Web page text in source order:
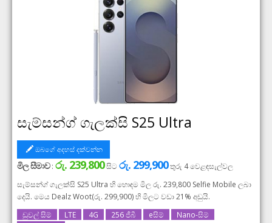
සැම්සන්ග් ගැලක්සි S25 Ultra
ඔබගේ අදහස් දක්වන්න
මිල සීමාව:රු. 239,800සිටරු. 299,900තුරු 4වෙළඳසැල්වල
සැම්සන්ග් ගැලක්සි S25 Ultra හි හොඳම මිල රු. 239,800 Selfie Mobile ලබා
දෙයි. මෙය Dealz Woot(රු. 299,900) හි මිලට වඩා 21% අඩුයි.
ඩුවල් සිම් LTE 4G 256 ජීබී eසිම්
Nano-සිම්